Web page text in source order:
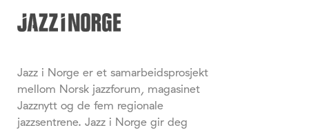
Jazz i Norge er et samarbeidsprosjekt
mellom Norsk jazzforum, magasinet
Jazznytt og de fem regionale
jazzsentrene. Jazz i Norge gir deg